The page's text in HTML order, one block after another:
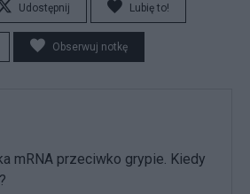
Udostępnij Lubię to!
Obserwuj notkę
mRNA przeciwko grypie. Kiedy